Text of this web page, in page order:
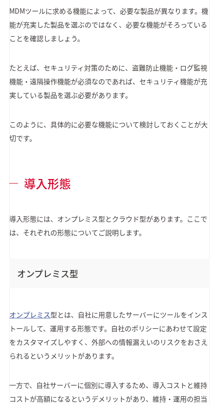
MDMツールに求める機能によって、必要な製品が異なります。機
能が充実した製品を選ぶのではなく、必要な機能がそろっている
ことを確認しましょう。
たとえば、セキュリティ対策のために、盗難防止機能・ログ監視
機能・遠隔操作機能が必須なのであれば、セキュリティ機能が充
実している製品を選ぶ必要があります。
このように、具体的に必要な機能について検討しておくことが大
切です。
導入形態
導入形態には、オンプレミス型とクラウド型があります。ここで
は、それぞれの形態についてご説明します。
オンプレミス型
オンプレミス型とは、自社に用意したサーバーにツールをインス
トールして、運用する形態です。自社のポリシーにあわせて設定
をカスタマイズしやすく、外部への情報漏えいのリスクをおさえ
られるというメリットがあります。
一方で、自社サーバーに個別に導入するため、導入コストと維持
コストが高額になるというデメリットがあり、維持・運用の担当